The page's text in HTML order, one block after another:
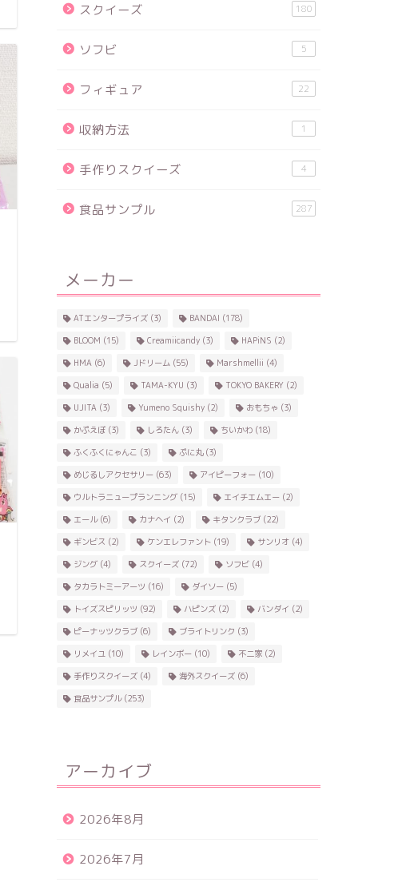
スクイーズ 180
ソフビ 5
フィギュア 22
収納方法 1
手作りスクイーズ 4
食品サンプル 287
メーカー
ATエンタープライズ(3) BANDAI (178)
BLOOM (15) Creamiicandy(3) HAPiNS (2)
HMA(6) Jドリーム(55) Marshmellii (4)
Qualia (5) TAMA-KYU (3) TOKYO BAKERY(2)
UJITA(3) Yumeno Squishy(2) おもちゃ (3)
かぷえぼ(3) しろたん(3) ちいかわ(18)
ふくふくにゃんこ (3) ぷに丸(3)
めじるしアクセサリー(63) アイピーフォー(10)
ウルトラニュープランニング(15) エイチエムエー(2)
エール(6) カナヘイ (2) キタンクラブ(22)
ギンビス (2) ケンエレファント(19) サンリオ(4)
ジング(4) スクイーズ(72) ソフビ(4)
タカラトミーアーツ (16) ダイソー(5)
トイズスピリッツ (92) ハピンズ(2) バンダイ (2)
ピーナッツクラブ(6) ブライトリンク (3)
リメイユ(10) レインボー(10) 不二家(2)
手作りスクイーズ(4) 海外スクイーズ(6)
食品サンプル(253)
アーカイブ
2026年8月
2026年7月